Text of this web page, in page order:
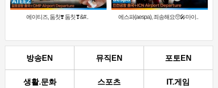
에이티즈, 둠칫❣️ 둠칫❣&#.. 에스파(aespa), 죄송해요🥺🎤마이..
방송EN 뮤직EN 포토EN
생활.문화 스포츠 IT.게임